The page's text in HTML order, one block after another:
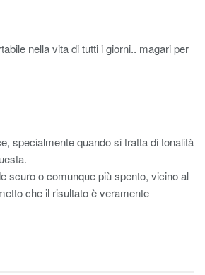
nella vita di tutti i giorni.. magari per
specialmente quando si tratta di tonalità
scuro o comunque più spento, vicino al
che il risultato è veramente